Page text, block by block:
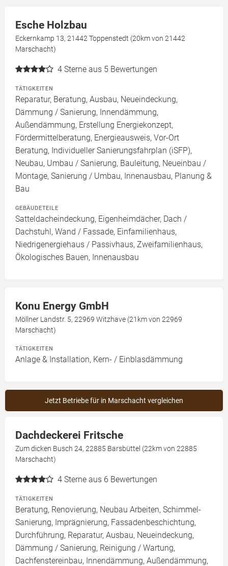
Esche Holzbau
Eckernkamp 13, 21442 Toppenstedt (20km von 21442
Marschacht)
4 Sterne aus 5 Bewertungen
TÄTIGKEITEN
Reparatur, Beratung, Ausbau, Neueindeckung,
Dämmung / Sanierung, Innendämmung,
Außendämmung, Erstellung Energiekonzept,
Fördermittelberatung, Energieausweis, Vor-Ort
Beratung, Individueller Sanierungsfahrplan (iSFP),
Neubau, Umbau / Sanierung, Bauleitung, Neueinbau /
Montage, Sanierung / Umbau, Innenausbau, Planung &
Bau
GEBÄUDETEILE
Satteldacheindeckung, Eigenheimdächer, Dach /
Dachstuhl, Wand / Fassade, Einfamilienhaus,
Niedrigenergiehaus / Passivhaus, Zweifamilienhaus,
Ökologisches Bauen, Innenausbau
Konu Energy GmbH
Möllner Landstr. 5, 22969 Witzhave (21km von 22969
Marschacht)
TÄTIGKEITEN
Anlage & Installation, Kern- / Einblasdämmung
Jetzt Betriebe für in Marschacht vergleichen
Dachdeckerei Fritsche
Zum dicken Busch 24, 22885 Barsbüttel (22km von 22885
Marschacht)
4 Sterne aus 6 Bewertungen
TÄTIGKEITEN
Beratung, Renovierung, Neubau Arbeiten, Schimmel-
Sanierung, Imprägnierung, Fassadenbeschichtung,
Durchführung, Reparatur, Ausbau, Neueindeckung,
Dämmung / Sanierung, Reinigung / Wartung,
Dachfenstereinbau, Innendämmung, Außendämmung,